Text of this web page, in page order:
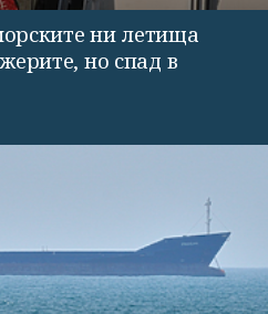
ни летища
но спад в